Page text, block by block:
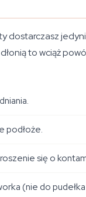
dostarczasz
to wciąż
podłoże.
się o
(nie do